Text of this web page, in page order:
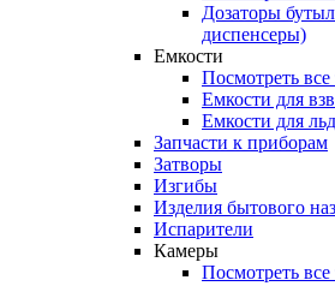
Дозаторы
диспенсеры)
Емкости
Посмотреть
Емкости для
Емкости для
Запчасти к приборам
Затворы
Изгибы
Изделия бытового
Испарители
Камеры
Посмотреть